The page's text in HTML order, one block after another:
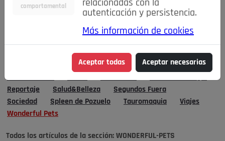
DEPORTES
De mente
Detrás de la mirada
El Mirador
Elecciones
Entrevistas Fiestas
Flamenco
La buena educación
Las Buenas
Las cosas claras
Lo que te dije
Moda&Belleza
Reportaje
Salud&Belleza
Segundos Fuera
Sociedad
Spleen de Pozuelo Tauromaquia
Viajes
Wonderful Pets
Todos los artículos de la sección: WONDERFUL-PETS
comportamental
relacionadas con la
autenticación y persistencia.
Más información de cookies
Aceptar todas Aceptar necesarias